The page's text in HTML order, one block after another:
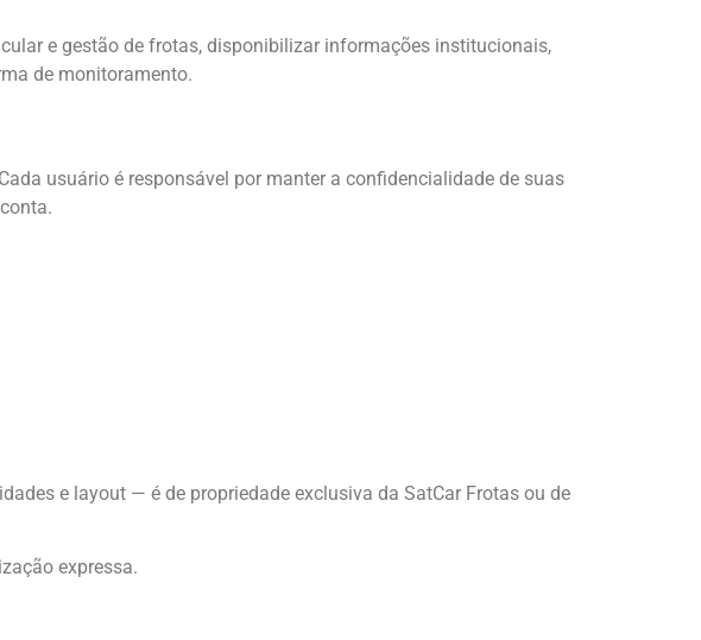
e gestão de frotas, disponibilizar informações institucionais,
de monitoramento.
usuário é responsável por manter a confidencialidade de suas
e layout — é de propriedade exclusiva da SatCar Frotas ou de
expressa.